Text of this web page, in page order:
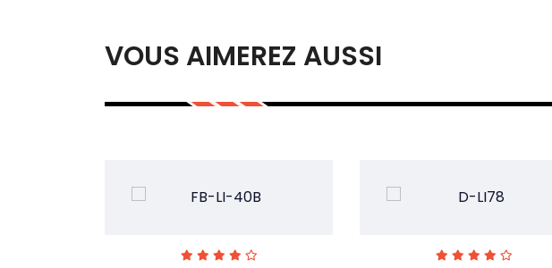
VOUS AIMEREZ AUSSI